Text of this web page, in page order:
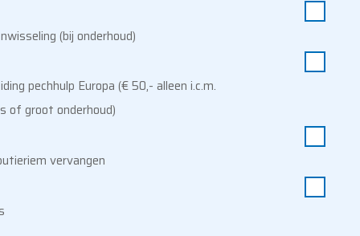
(bij onderhoud)
pechhulp Europa (€ 50,- alleen i.c.m.
of groot onderhoud)
vervangen